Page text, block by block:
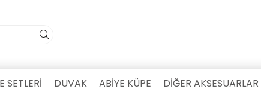
SETLERİ DUVAK ABİYE KÜPE DİĞER AKSESUARLAR